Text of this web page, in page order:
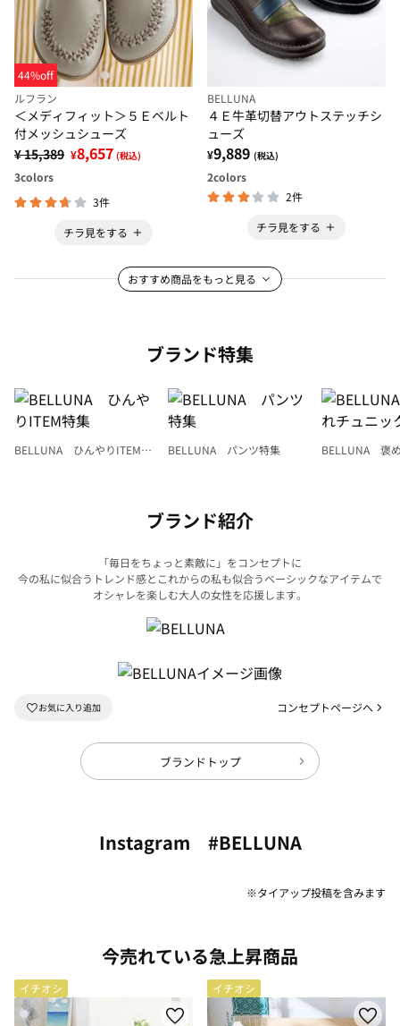
44%off
ルフラン
＜メディフィット＞５Ｅベルト
付メッシュシューズ
¥ 15,389 ¥8,657 (税込)
3colors
3件
チラ見をする
BELLUNA
４Ｅ牛革切替アウトステッチシ
ューズ
¥9,889 (税込)
2colors
2件
チラ見をする
おすすめ商品をもっと見る
ブランド特集
BELLUNA ひんやりITEM特
BELLUNA パンツ特集
BELLUNA 褒
ブランド紹介
「毎日をちょっと素敵に」をコンセプトに
今の私に似合うトレンド感とこれからの私も似合うベーシックなアイテムで
オシャレを楽しむ大人の女性を応援します。
コンセプトページへ
ブランドトップ
Instagram #BELLUNA
※タイアップ投稿を含みます
今売れている急上昇商品
イチオシ イチオシ